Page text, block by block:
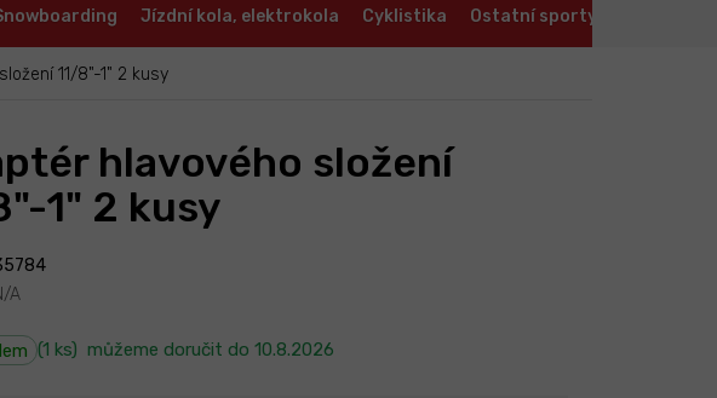
Jízdní kola, elektrokola Cyklistika Ostatní sporty
11/8"-1" 2 kusy
(1 ks) můžeme doručit do 10.8.2026
hlavového složení
1" 2 kusy
A